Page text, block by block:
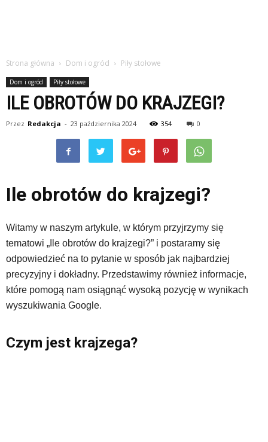
Strona główna Dom i ogród Piły stołowe
Dom i ogród Piły stołowe
ILE OBROTÓW DO KRAJZEGI?
Przez Redakcja - 23 października 2024 354 0
Ile obrotów do krajzegi?
Witamy w naszym artykule, w którym przyjrzymy się
tematowi „Ile obrotów do krajzegi?” i postaramy się
odpowiedzieć na to pytanie w sposób jak najbardziej
precyzyjny i dokładny. Przedstawimy również informacje,
które pomogą nam osiągnąć wysoką pozycję w wynikach
wyszukiwania Google.
Czym jest krajzega?